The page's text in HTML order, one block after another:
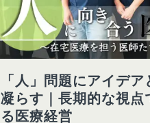
「人」問題にアイデア
凝らす｜長期的な視点
る医療経営